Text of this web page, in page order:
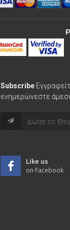
Subscribe
ενημερώνεστε
Like us
on Facebook